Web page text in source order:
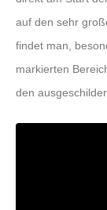
auf den sehr
findet man,
markierten
den